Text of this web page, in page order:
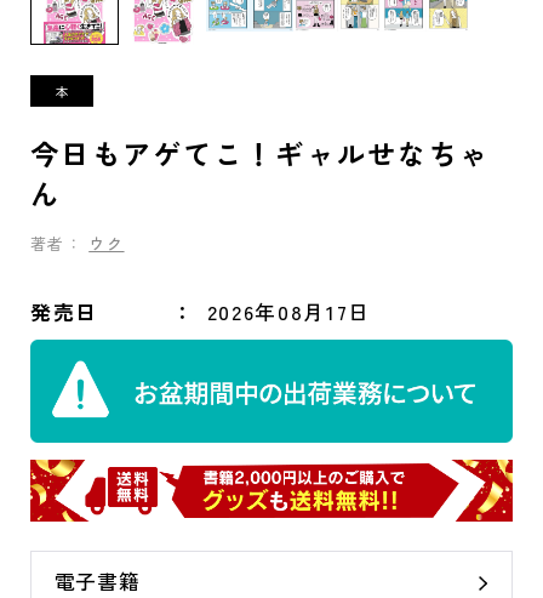
今日もアゲてこ！ギャルせなちゃ
ん
著者： ウク
発売日 2026年08月17日
電子書籍